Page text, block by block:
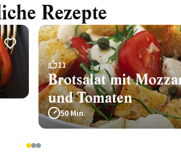
Rezepte
11
Brotsalat mit
und Tomaten
50 Min.
123